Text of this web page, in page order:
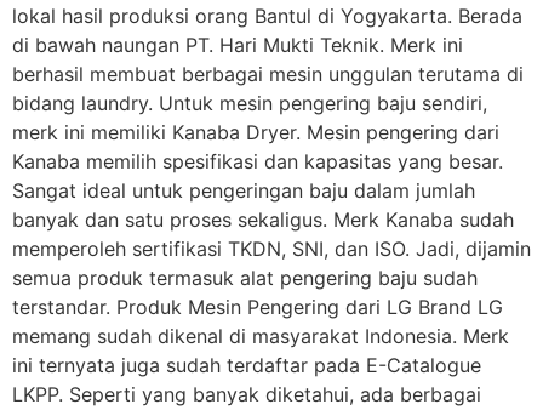
lokal hasil produksi orang Bantul di Yogyakarta. Berada
di bawah naungan PT. Hari Mukti Teknik. Merk ini
berhasil membuat berbagai mesin unggulan terutama di
bidang laundry. Untuk mesin pengering baju sendiri,
merk ini memiliki Kanaba Dryer. Mesin pengering dari
Kanaba memilih spesifikasi dan kapasitas yang besar.
Sangat ideal untuk pengeringan baju dalam jumlah
banyak dan satu proses sekaligus. Merk Kanaba sudah
memperoleh sertifikasi TKDN, SNI, dan ISO. Jadi, dijamin
semua produk termasuk alat pengering baju sudah
terstandar. Produk Mesin Pengering dari LG Brand LG
memang sudah dikenal di masyarakat Indonesia. Merk
ini ternyata juga sudah terdaftar pada E-Catalogue
LKPP. Seperti yang banyak diketahui, ada berbagai